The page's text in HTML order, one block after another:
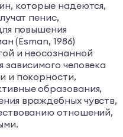
которые надеются,
пенис,
повышения
(Esman, 1986)
и неосознанной
человека
и покорности,
образования,
враждебных чувств,
отношений,